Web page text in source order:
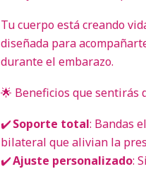
Tu cuerpo está creando
diseñada para
durante el embarazo.
🌟 Beneficios que sentirás
✔️Soporte total: Bandas
bilateral que alivian la
✔️Ajuste personalizado: